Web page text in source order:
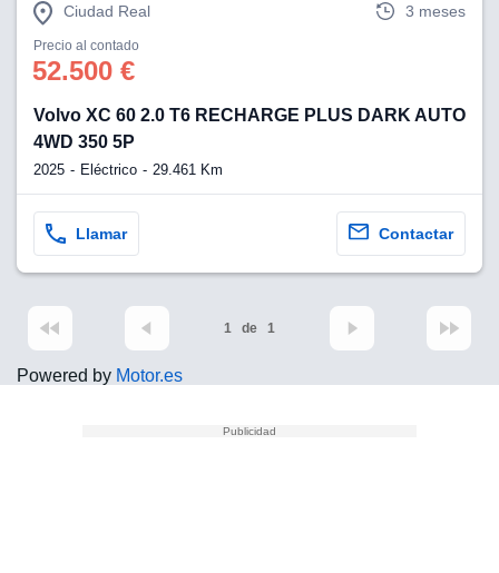
Ciudad Real 3 meses
Precio al contado
52.500 €
Volvo XC 60 2.0 T6 RECHARGE PLUS DARK AUTO
4WD 350 5P
2025 Eléctrico 29.461 Km
Llamar Contactar
1 de 1
Powered by Motor.es